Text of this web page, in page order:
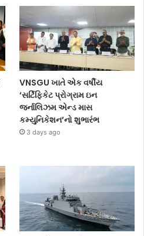
VNSGU ખાતે એક વર્ષીય
‘સર્ટિફિકેટ પ્રોગ્રામ ઇન
જર્નાલિઝમ એન્ડ માસ
કમ્યુનિકેશન’નો શુભારંભ
3 days ago